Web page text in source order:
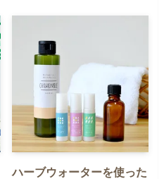
ハーブウォーターを使った